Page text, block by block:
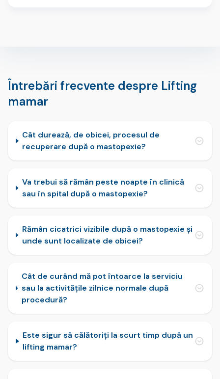
Întrebări frecvente despre Lifting
mamar
Cât durează, de obicei, procesul de
recuperare după o mastopexie?
Va trebui să rămân peste noapte în clinică
sau în spital după o mastopexie?
Rămân cicatrici vizibile după o mastopexie și
unde sunt localizate de obicei?
Cât de curând mă pot întoarce la serviciu
sau la activitățile zilnice normale după
procedură?
Este sigur să călătoriți la scurt timp după un
lifting mamar?